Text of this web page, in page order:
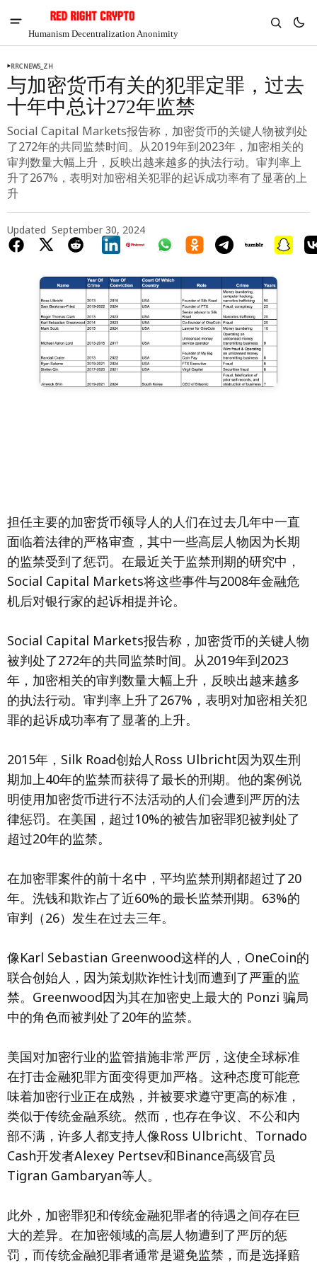
Humanism Decentralization Anonimity
Chia
6.37%
RRCNEWS_ZH
与加密货币有关的犯罪定罪，过去
十年中总计272年监禁
Social Capital Markets报告称，加密货币的关键人物被判处
了272年的共同监禁时间。从2019年到2023年，加密相关的
审判数量大幅上升，反映出越来越多的执法行动。审判率上
升了267%，表明对加密相关犯罪的起诉成功率有了显著的上
升
Updated September 30, 2024
担任主要的加密货币领导人的人们在过去几年中一直
面临着法律的严格审查，其中一些高层人物因为长期
的监禁受到了惩罚。在最近关于监禁刑期的研究中，
Social Capital Markets将这些事件与2008年金融危
机后对银行家的起诉相提并论。
Social Capital Markets报告称，加密货币的关键人物
被判处了272年的共同监禁时间。从2019年到2023
年，加密相关的审判数量大幅上升，反映出越来越多
的执法行动。审判率上升了267%，表明对加密相关犯
罪的起诉成功率有了显著的上升。
2015年，Silk Road创始人Ross Ulbricht因为双生刑
期加上40年的监禁而获得了最长的刑期。他的案例说
明使用加密货币进行不法活动的人们会遭到严厉的法
律惩罚。在美国，超过10%的被告加密罪犯被判处了
超过20年的监禁。
在加密罪案件的前十名中，平均监禁刑期都超过了20
年。洗钱和欺诈占了近60%的最长监禁刑期。63%的
审判（26）发生在过去三年。
像Karl Sebastian Greenwood这样的人，OneCoin的
联合创始人，因为策划欺诈性计划而遭到了严重的监
禁。Greenwood因为其在加密史上最大的 Ponzi 骗局
中的角色而被判处了20年的监禁。
美国对加密行业的监管措施非常严厉，这使全球标准
在打击金融犯罪方面变得更加严格。这种态度可能意
味着加密行业正在成熟，并被要求遵守更高的标准，
类似于传统金融系统。然而，也存在争议、不公和内
部不满，许多人都支持人像Ross Ulbricht、Tornado
Cash开发者Alexey Pertsev和Binance高级官员
Tigran Gambaryan等人。
此外，加密罪犯和传统金融犯罪者的待遇之间存在巨
大的差异。在加密领域的高层人物遭到了严厉的惩
罚，而传统金融犯罪者通常是避免监禁，而是选择赔